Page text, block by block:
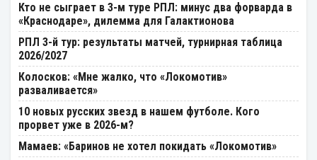
Кто не сыграет в 3-м туре РПЛ: минус два форварда в
«Краснодаре», дилемма для Галактионова
РПЛ 3-й тур: результаты матчей, турнирная таблица
2026/2027
Колосков: «Мне жалко, что «Локомотив»
разваливается»
10 новых русских звезд в нашем футболе. Кого
прорвет уже в 2026-м?
Мамаев: «Баринов не хотел покидать «Локомотив»